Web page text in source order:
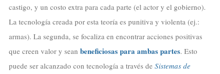
castigo, y un costo extra para cada parte (el actor y el gobierno).
La tecnología creada por esta teoría es punitiva y violenta (ej.:
armas). La segunda, se focaliza en encontrar acciones positivas
que creen valor y sean beneficiosas para ambas partes. Esto
puede ser alcanzado con tecnología a través de Sistemas de